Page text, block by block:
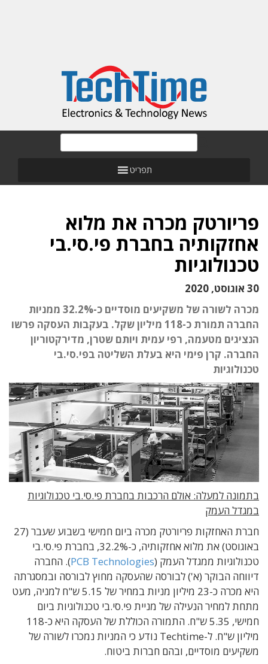
תפריט
פריורטק מכרה את מלוא
אחזקותיה בחברת פי.סי.בי
טכנולוגיות
30 אוגוסט, 2020
מכרה לשורה של משקיעים מוסדיים כ-32.2% ממניות
החברה תמורת כ-118 מיליון שקל. בעקבות העסקה פרשו
הנציגים מטעמה, רפי עמית ויותם שטרן, מדירקטוריון
החברה. קרן פימי היא בעלת השליטה בפי.סי.בי
טכנולוגיות
בתמונה למעלה: אולם הרכבות בחברת פי.סי.בי טכנולוגיות
במגדל העמק
חברת האחזקות פריורטק מכרה ביום חמישי בשבוע שעבר (27
באוגוסט) את מלוא אחזקותיה, כ-32.2%, בחברת פי.סי.בי
טכנולוגיות ממגדל העמק (PCB Technologies). החברה
דיווחה הבוקר (א') לבורסה שהעסקה מחוץ לבורסה ובמסגרתה
היא מכרה כ-23 מיליון מניות במחיר של 5.15 ש"ח למניה, מעט
מתחת למחיר הנעילה של מניית פי.סי.בי טכנולוגיות ביום
חמישי, 5.35 ש"ח. התמורה הכוללת של העסקה היא כ-118
מיליון ש"ח. ל-Techtime נודע כי המניות נמכרו לשורה של
משקיעים מוסדיים, ובהם חברות ביטוח.